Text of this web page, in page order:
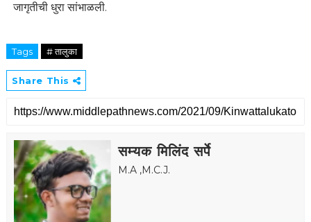
जागृतीची धुरा सांभाळली.
Tags # तालुका
Share This
सम्यक मिलिंद सर्पे
M.A ,M.C.J.